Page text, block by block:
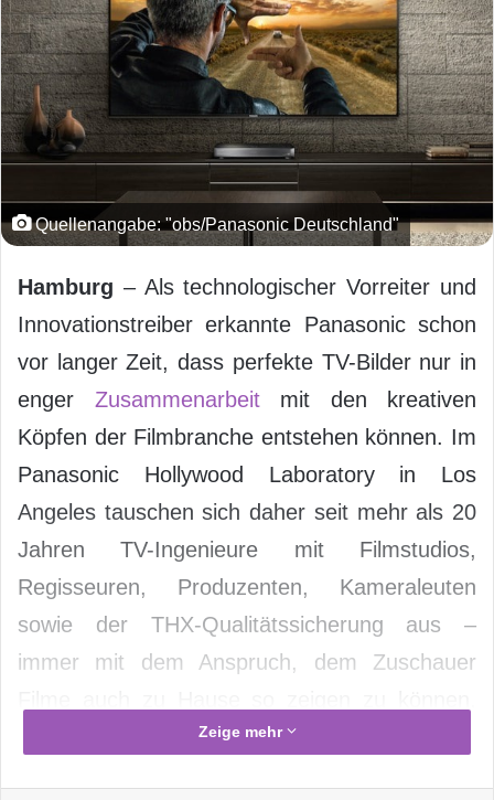
Quellenangabe: "obs/Panasonic Deutschland"
Hamburg – Als technologischer Vorreiter und
Innovationstreiber erkannte Panasonic schon
vor langer Zeit, dass perfekte TV-Bilder nur in
enger Zusammenarbeitmit den kreativen
Köpfen der Filmbranche entstehen können. Im
Panasonic Hollywood Laboratory in Los
Angeles tauschen sich daher seit mehr als 20
Jahren TV-Ingenieure mit Filmstudios,
Regisseuren, Produzenten, Kameraleuten
sowie der THX-Qualitätssicherung aus –
immer mit dem Anspruch, dem Zuschauer
wie es sich die Macher in Hollywood gedacht
Zeige mehr